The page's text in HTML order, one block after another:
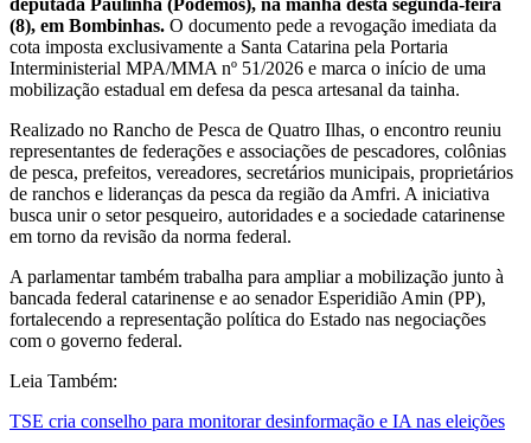
deputada Paulinha (Podemos), na manhã desta segunda-feira
(8), em Bombinhas. O documento pede a revogação imediata da
cota imposta exclusivamente a Santa Catarina pela Portaria
Interministerial MPA/MMA nº 51/2026 e marca o início de uma
mobilização estadual em defesa da pesca artesanal da tainha.
Realizado no Rancho de Pesca de Quatro Ilhas, o encontro reuniu
representantes de federações e associações de pescadores, colônias
de pesca, prefeitos, vereadores, secretários municipais, proprietários
de ranchos e lideranças da pesca da região da Amfri. A iniciativa
busca unir o setor pesqueiro, autoridades e a sociedade catarinense
em torno da revisão da norma federal.
A parlamentar também trabalha para ampliar a mobilização junto à
bancada federal catarinense e ao senador Esperidião Amin (PP),
fortalecendo a representação política do Estado nas negociações
com o governo federal.
Leia Também:
TSE cria conselho para monitorar desinformação e IA nas eleições